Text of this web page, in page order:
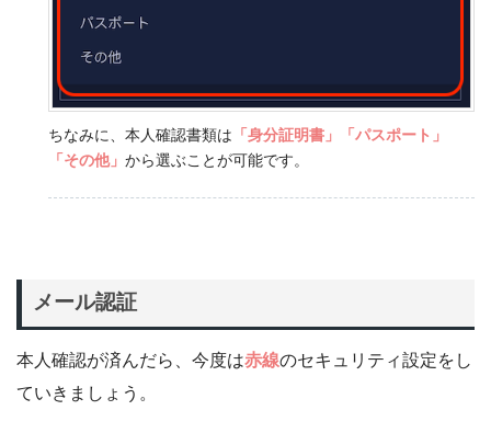
ちなみに、本人確認書類は 「身分証明書」「パスポート」
「その他」 から選ぶことが可能です。
メール認証
本人確認が済んだら、今度は赤線のセキュリティ設定をし
ていきましょう。